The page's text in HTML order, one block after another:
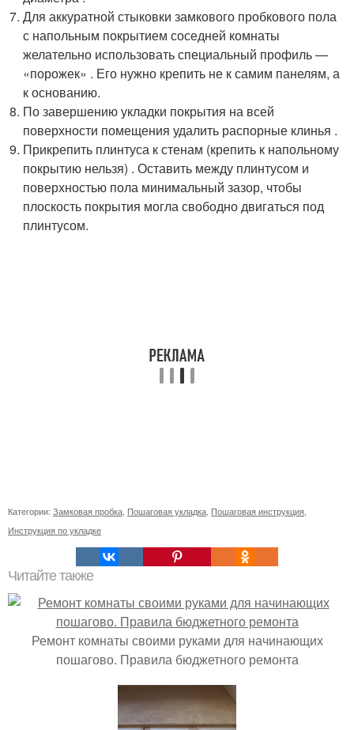
Для аккуратной стыковки замкового пробкового пола
с напольным покрытием соседней комнаты
желательно использовать специальный профиль —
«порожек» . Его нужно крепить не к самим панелям, а
к основанию.
По завершению укладки покрытия на всей
поверхности помещения удалить распорные клинья .
Прикрепить плинтуса к стенам (крепить к напольному
покрытию нельзя) . Оставить между плинтусом и
поверхностью пола минимальный зазор, чтобы
плоскость покрытия могла свободно двигаться под
плинтусом.
Категории: Замковая пробка Пошаговая укладка Пошаговая инструкция
Инструкция по укладке
Читайте также
Ремонт комнаты своими руками для начинающих
пошагово. Правила бюджетного ремонта